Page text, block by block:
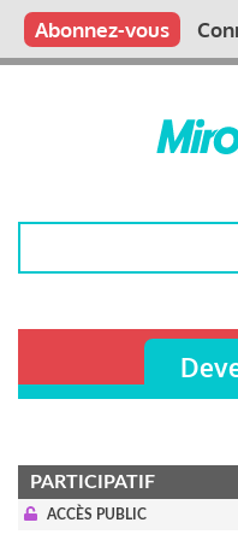
Aller
contenu
Main
Qui sommes nous ?
Vous publiez
Nous publions
Contactez-nous
Abonnez-vous
PARTICIPATIF
ACCÈS PUBLIC